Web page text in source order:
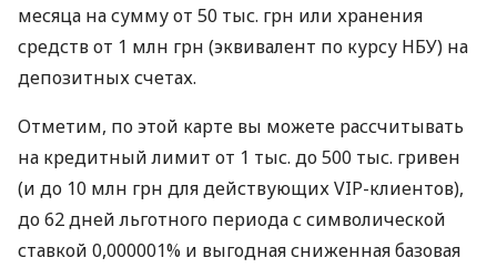
месяца на сумму от 50 тыс. грн или хранения
средств от 1 млн грн (эквивалент по курсу НБУ) на
депозитных счетах.
Отметим, по этой карте вы можете рассчитывать
на кредитный лимит от 1 тыс. до 500 тыс. гривен
(и до 10 млн грн для действующих VIP-клиентов),
до 62 дней льготного периода с символической
ставкой 0,000001% и выгодная сниженная базовая